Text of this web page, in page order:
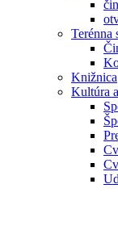
Terénna
Knižnica
Kultúra